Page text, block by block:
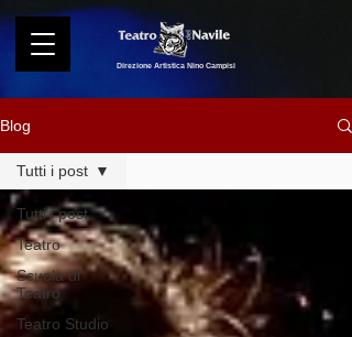
Direzione Artistica Nino Campisi
Blog
Tutti i post
Teatro
Scuola di
Teatro
Teatro Studio
Tutti i post